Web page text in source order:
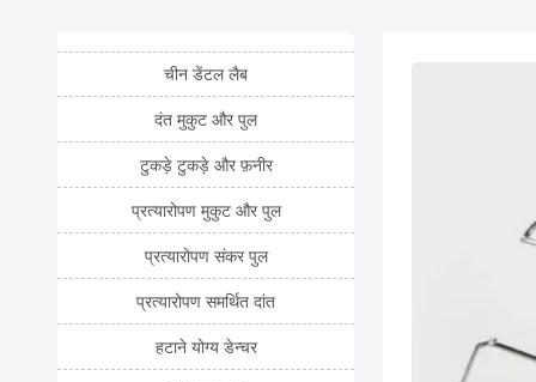
चीन डेंटल लैब
दंत मुकुट और पुल
टुकड़े टुकड़े और फ़नीर
प्रत्यारोपण मुकुट और पुल
प्रत्यारोपण संकर पुल
प्रत्यारोपण समर्थित दांत
हटाने योग्य डेन्चर